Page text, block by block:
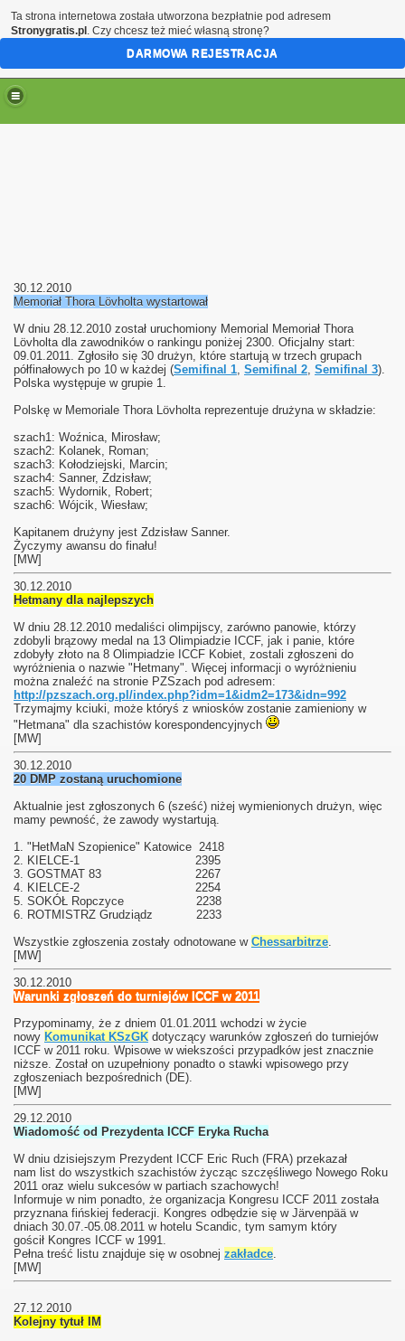
30.12.2010
Memoriał Thora Lövholta wystartował
W dniu 28.12.2010 został uruchomiony Memorial Memoriał Thora
Lövholta dla zawodników o rankingu poniżej 2300. Oficjalny start:
09.01.2011. Zgłosiło się 30 drużyn, które startują w trzech grupach
półfinałowych po 10 w każdej (Semifinal 1, Semifinal 2, Semifinal 3).
Polska występuje w grupie 1.
Polskę w Memoriale Thora Lövholta reprezentuje drużyna w składzie:
szach1: Woźnica, Mirosław;
szach2: Kolanek, Roman;
szach3: Kołodziejski, Marcin;
szach4: Sanner, Zdzisław;
szach5: Wydornik, Robert;
szach6: Wójcik, Wiesław;
Kapitanem drużyny jest Zdzisław Sanner.
Życzymy awansu do finału!
[MW]
30.12.2010
Hetmany dla najlepszych
W dniu 28.12.2010 medaliści olimpijscy, zarówno panowie, którzy
zdobyli brązowy medal na 13 Olimpiadzie ICCF, jak i panie, które
zdobyły złoto na 8 Olimpiadzie ICCF Kobiet, zostali zgłoszeni do
wyróżnienia o nazwie "Hetmany". Więcej informacji o wyróżnieniu
można znaleźć na stronie PZSzach pod adresem:
http://pzszach.org.pl/index.php?idm=1&idm2=173&idn=992
Trzymajmy kciuki, może któryś z wniosków zostanie zamieniony w
"Hetmana" dla szachistów korespondencyjnych
[MW]
30.12.2010
20 DMP zostaną uruchomione
Aktualnie jest zgłoszonych 6 (sześć) niżej wymienionych drużyn, więc
mamy pewność, że zawody wystartują.
1. "HetMaN Szopienice" Katowice 2418
2. KIELCE-1 2395
3. GOSTMAT 83 2267
4. KIELCE-2 2254
5. SOKÓŁ Ropczyce 2238
6. ROTMISTRZ Grudziądz 2233
Wszystkie zgłoszenia zostały odnotowane w Chessarbitrze.
[MW]
30.12.2010
Warunki zgłoszeń do turniejów ICCF w 2011
Przypominamy, że z dniem 01.01.2011 wchodzi w życie
nowy Komunikat KSzGK dotyczący warunków zgłoszeń do turniejów
ICCF w 2011 roku. Wpisowe w wiekszości przypadków jest znacznie
niższe. Został on uzupełniony ponadto o stawki wpisowego przy
zgłoszeniach bezpośrednich (DE).
[MW]
29.12.2010
Wiadomość od Prezydenta ICCF Eryka Rucha
W dniu dzisiejszym Prezydent ICCF Eric Ruch (FRA) przekazał
nam list do wszystkich szachistów życząc szczęśliwego Nowego Roku
2011 oraz wielu sukcesów w partiach szachowych!
Informuje w nim ponadto, że organizacja Kongresu ICCF 2011 została
przyznana fińskiej federacji. Kongres odbędzie się w Järvenpää w
dniach 30.07.-05.08.2011 w hotelu Scandic, tym samym który
gościł Kongres ICCF w 1991.
Pełna treść listu znajduje się w osobnej zakładce.
[MW]
27.12.2010
Kolejny tytuł IM
Ta strona internetowa została utworzona bezpłatnie pod adresem
Stronygratis.pl . Czy chcesz też mieć własną stronę?
DARMOWA REJESTRACJA